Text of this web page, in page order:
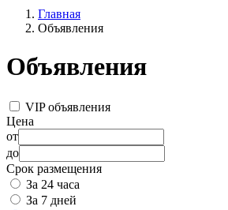
Главная
Объявления
Объявления
VIP объявления
Цена
от
до
Срок размещения
За 24 часа
За 7 дней